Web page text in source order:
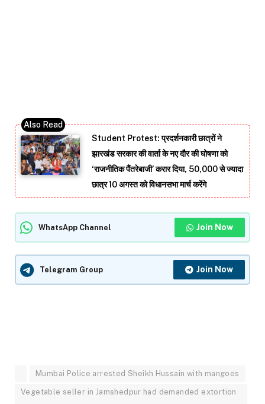
Student Protest: प्रदर्शनकारी छात्रों ने
झारखंड सरकार की वार्ता के नए दौर की घोषणा को
‘राजनीतिक पैंतरेबाजी’ करार दिया, 50,000 से ज्यादा
छात्र 10 अगस्त को विधानसभा मार्च करेंगे
WhatsApp Channel Join Now
Telegram Group Join Now
Mumbai Police arrested Sheikh Hussain with mangoes
Vegetable seller in Jamshedpur had demanded extortion